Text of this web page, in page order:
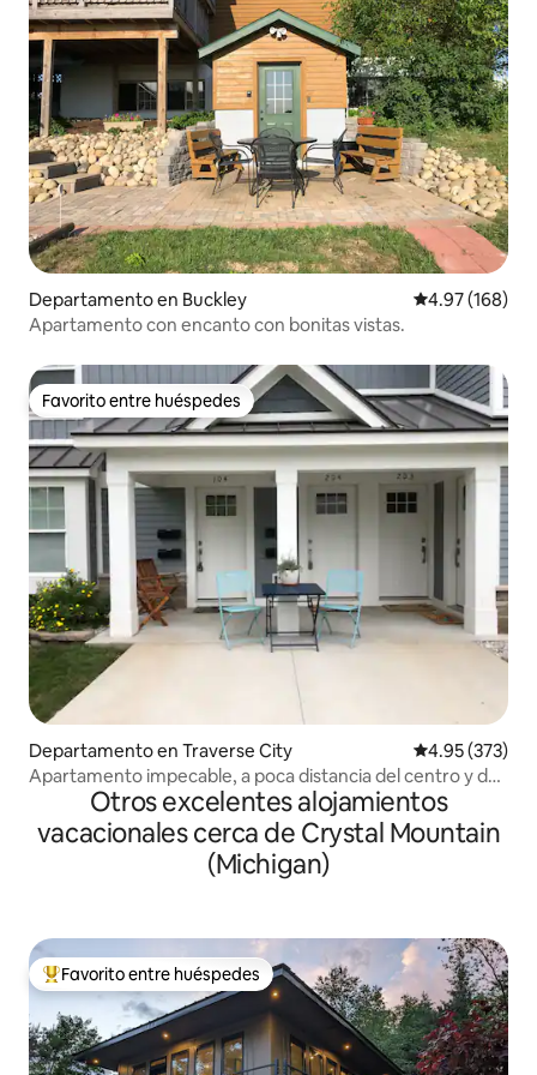
Departamento en Buckley Calificación
4.97 (168)
Apartamento con encanto con bonitas vistas.
Favorito entre huéspedes
Favorito entre huéspedes
Departamento en Traverse City Calificación
4.95 (373)
Apartamento impecable, a poca distancia del centro y de
MunsonOtros excelentes alojamientos
vacacionales cerca de Crystal Mountain
(Michigan)
De los mejores en Favorito entre huéspedes
Favorito entre huéspedes